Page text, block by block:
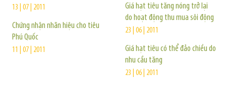
13 | 07 | 2011
Chứng nhận nhãn hiệu cho tiêu
Phú Quốc
11 | 07 | 2011
Giá hạt tiêu tăng nóng trở lại
do hoạt động thu mua sôi động
23 | 06 | 2011
Giá hạt tiêu có thể đảo chiều do
nhu cầu tăng
23 | 06 | 2011